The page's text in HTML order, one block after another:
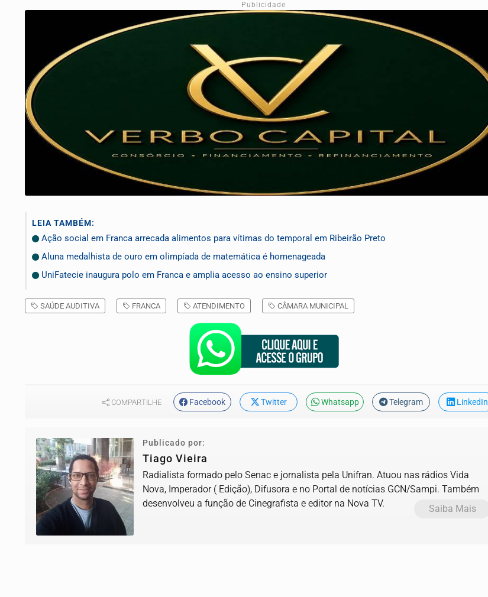
Publicidade
LEIA TAMBÉM:
Ação social em Franca arrecada alimentos para vítimas do temporal em Ribeirão Preto
Aluna medalhista de ouro em olimpíada de matemática é homenageada
UniFatecie inaugura polo em Franca e amplia acesso ao ensino superior
SAÚDE AUDITIVA FRANCA ATENDIMENTO CÂMARA MUNICIPAL
COMPARTILHE Facebook Twitter Whatsapp Telegram LinkedIn
Publicado por:
Tiago Vieira
Radialista formado pelo Senac e jornalista pela Unifran. Atuou nas rádios Vida
Nova, Imperador ( Edição), Difusora e no Portal de notícias GCN/Sampi. Também
desenvolveu a função de Cinegrafista e editor na Nova TV.
Saiba Mais